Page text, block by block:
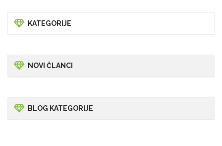
KATEGORIJE
NOVI ČLANCI
BLOG KATEGORIJE